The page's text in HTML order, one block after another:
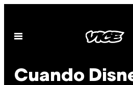
contenido
Abrir
Cuando